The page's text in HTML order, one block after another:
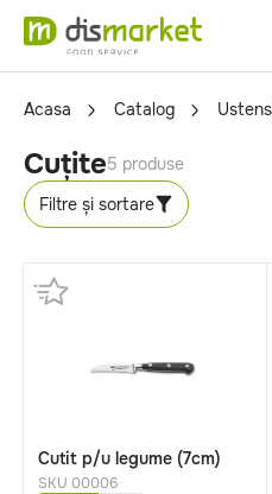
Acasa Catalog
Cuțite5 produse
Filtre și sortare
Cutit p/u legume (7cm)
SKU 00006